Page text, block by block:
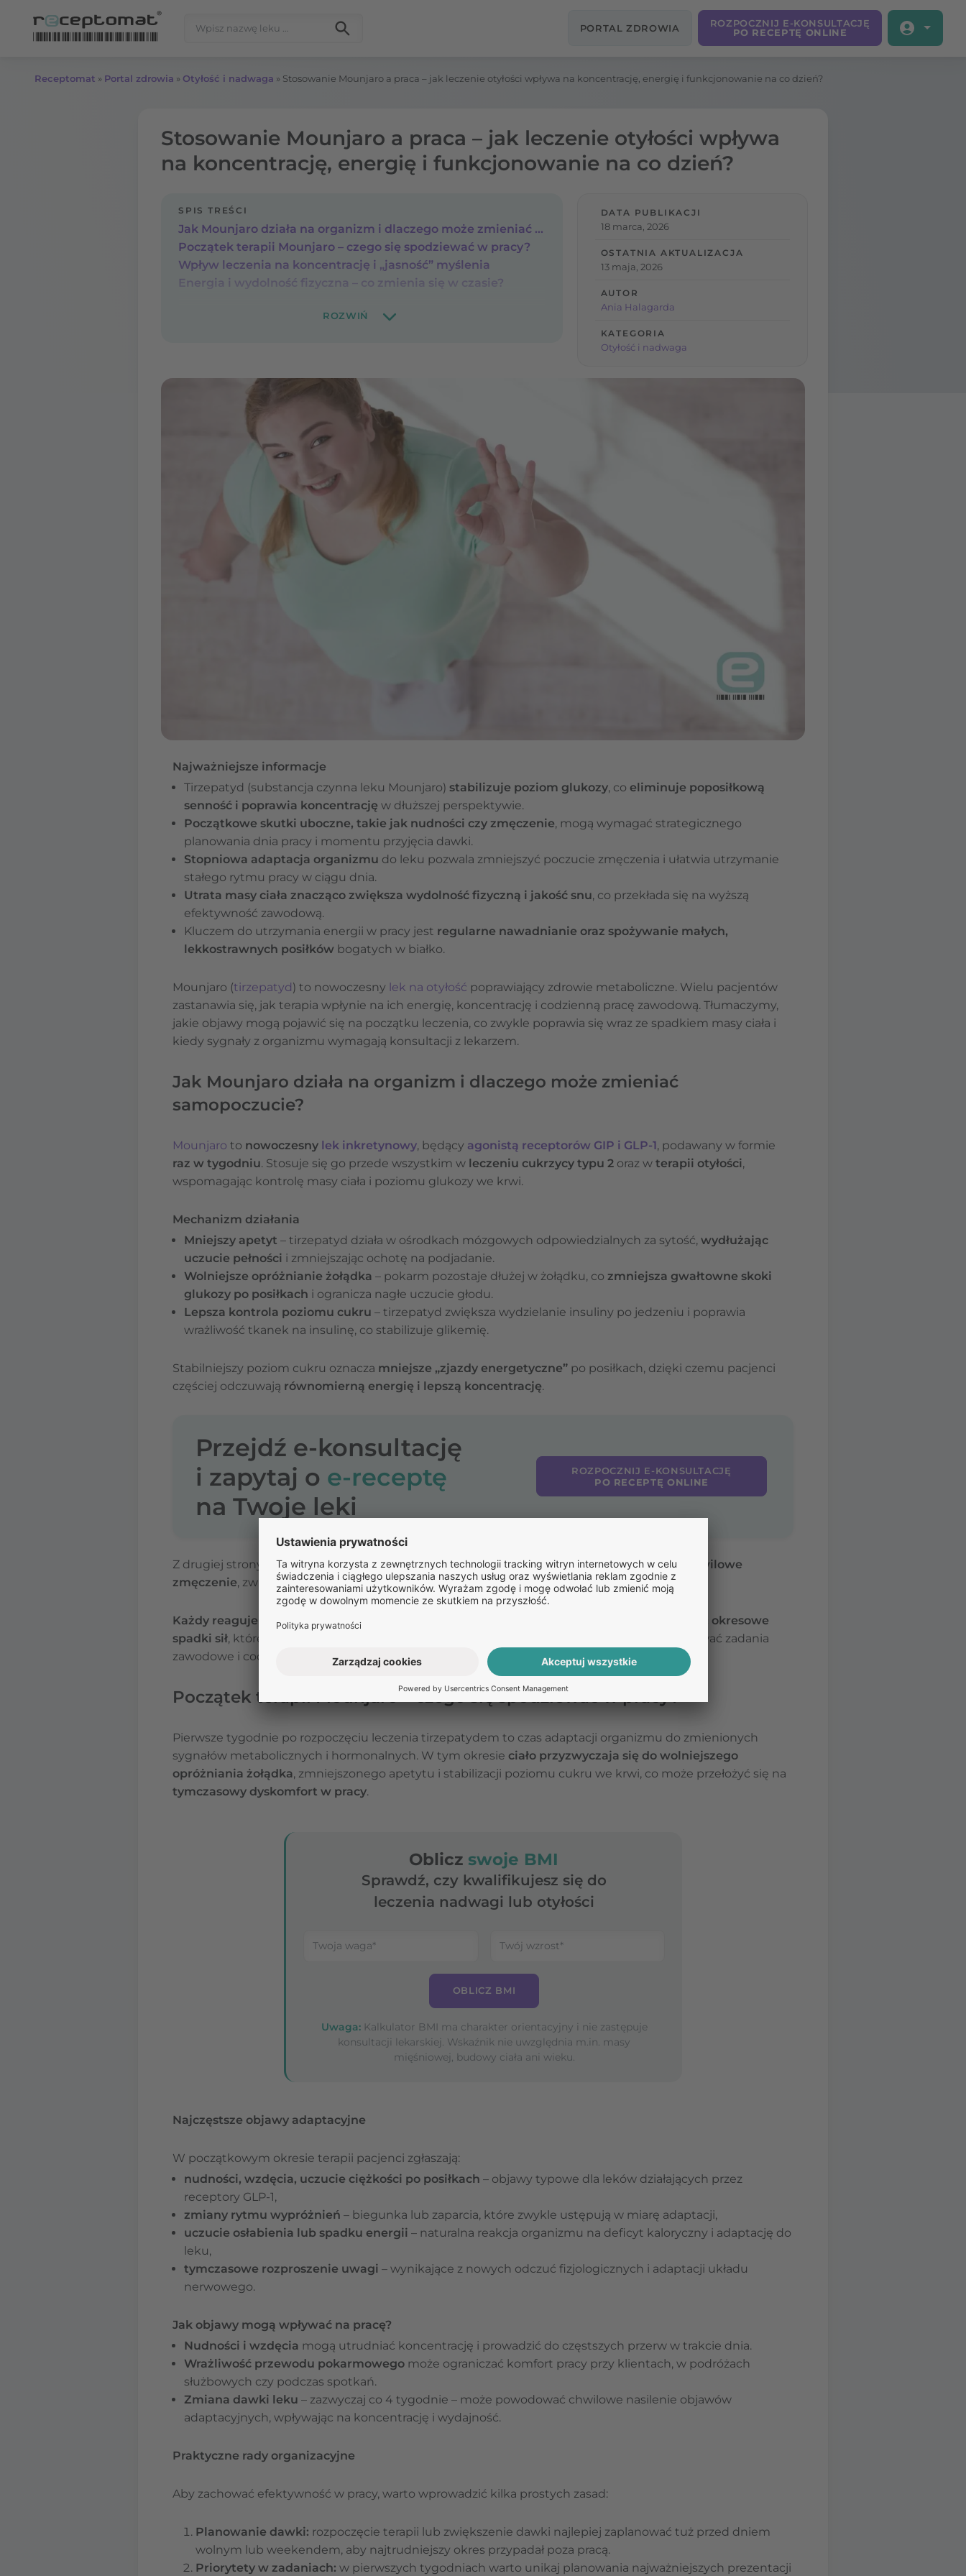
PORTAL ZDROWIA
ROZPOCZNIJ E-KONSULTACJĘ
PO RECEPTĘ ONLINE
Receptomat » Portal zdrowia » Otyłość i nadwaga » Stosowanie Mounjaro a praca – jak leczenie otyłości wpływa na koncentrację, energię i funkcjonowanie na co dzień?
Stosowanie Mounjaro a praca – jak leczenie otyłości wpływa
na koncentrację, energię i funkcjonowanie na co dzień?
SPIS TREŚCI
Jak Mounjaro działa na organizm i dlaczego może zmieniać samopoczucie?
Początek terapii Mounjaro – czego się spodziewać w pracy?
Wpływ leczenia na koncentrację i „jasność” myślenia
Energia i wydolność fizyczna – co zmienia się w czasie?
DATA PUBLIKACJI
18 marca, 2026
OSTATNIA AKTUALIZACJA
13 maja, 2026
AUTOR
Ania Halagarda
KATEGORIA
Otyłość i nadwaga
Najważniejsze informacje
Tirzepatyd (substancja czynna leku Mounjaro) stabilizuje poziom glukozy, co eliminuje poposiłkową
senność i poprawia koncentrację w dłuższej perspektywie.
Początkowe skutki uboczne, takie jak nudności czy zmęczenie, mogą wymagać strategicznego
planowania dnia pracy i momentu przyjęcia dawki.
Stopniowa adaptacja organizmu do leku pozwala zmniejszyć poczucie zmęczenia i ułatwia utrzymanie
stałego rytmu pracy w ciągu dnia.
Utrata masy ciała znacząco zwiększa wydolność fizyczną i jakość snu, co przekłada się na wyższą
efektywność zawodową.
Kluczem do utrzymania energii w pracy jest regularne nawadnianie oraz spożywanie małych,
lekkostrawnych posiłków bogatych w białko.
Mounjaro (tirzepatyd) to nowoczesny lek na otyłość poprawiający zdrowie metaboliczne. Wielu pacjentów
zastanawia się, jak terapia wpłynie na ich energię, koncentrację i codzienną pracę zawodową. Tłumaczymy,
jakie objawy mogą pojawić się na początku leczenia, co zwykle poprawia się wraz ze spadkiem masy ciała i
kiedy sygnały z organizmu wymagają konsultacji z lekarzem.
Jak Mounjaro działa na organizm i dlaczego może zmieniać
samopoczucie?
Mounjaro to nowoczesny lek inkretynowy, będący agonistą receptorów GIP i GLP‑1, podawany w formie
raz w tygodniu. Stosuje się go przede wszystkim w leczeniu cukrzycy typu 2 oraz w terapii otyłości,
wspomagając kontrolę masy ciała i poziomu glukozy we krwi.
Mechanizm działania
Mniejszy apetyt – tirzepatyd działa w ośrodkach mózgowych odpowiedzialnych za sytość, wydłużając
uczucie pełności i zmniejszając ochotę na podjadanie.
Wolniejsze opróżnianie żołądka – pokarm pozostaje dłużej w żołądku, co zmniejsza gwałtowne skoki
glukozy po posiłkach i ogranicza nagłe uczucie głodu.
Lepsza kontrola poziomu cukru – tirzepatyd zwiększa wydzielanie insuliny po jedzeniu i poprawia
wrażliwość tkanek na insulinę, co stabilizuje glikemię.
Stabilniejszy poziom cukru oznacza mniejsze „zjazdy energetyczne” po posiłkach, dzięki czemu pacjenci
częściej odczuwają równomierną energię i lepszą koncentrację.
Przejdź e-konsultację
i zapytaj o e-receptę
na Twoje leki
ROZPOCZNIJ E-KONSULTACJĘ
PO RECEPTĘ ONLINE
Z drugiej strony, w początkowym okresie leczenia mogą wystąpićnudności, wzdęcia czy chwilowe
zmęczenie, związane z adaptacją organizmu do nowego mechanizmu działania leku.
Każdy reaguje inaczej– niektórzy pacjenci odczuwają
okresowe
spadki sił, które zwykle mijają w miarę adaptacji. W związku z tym warto odpowiednio planować zadania
zawodowe i codzienną aktywność w początkowych tygodniach terapii.
Początek terapii Mounjaro – czego się spodziewać w pracy?
Pierwsze tygodnie po rozpoczęciu leczenia tirzepatydem to czas adaptacji organizmu do zmienionych
sygnałów metabolicznych i hormonalnych. W tym okresie ciało przyzwyczaja się do wolniejszego
opróżniania żołądka, zmniejszonego apetytu i stabilizacji poziomu cukru we krwi, co może przełożyć się na
tymczasowy dyskomfort w pracy.
Obliczswoje BMI
Sprawdź, czy kwalifikujesz się do
leczenia nadwagi lub otyłości
OBLICZ BMI
Uwaga:Kalkulator BMI ma charakter orientacyjny i nie zastępuje
konsultacji lekarskiej. Wskaźnik nie uwzględnia m.in. masy
mięśniowej, budowy ciała ani wieku.
Najczęstsze objawy adaptacyjne
W początkowym okresie terapii pacjenci zgłaszają:
nudności, wzdęcia, uczucie ciężkości po posiłkach – objawy typowe dla leków działających przez
receptory GLP‑1,
zmiany rytmu wypróżnień – biegunka lub zaparcia, które zwykle ustępują w miarę adaptacji,
uczucie osłabienia lub spadku energii – naturalna reakcja organizmu na deficyt kaloryczny i adaptację do
leku,
tymczasowe rozproszenie uwagi – wynikające z nowych odczuć fizjologicznych i adaptacji układu
nerwowego.
Jak objawy mogą wpływać na pracę?
Nudności i wzdęcia mogą utrudniać koncentrację i prowadzić do częstszych przerw w trakcie dnia.
Wrażliwość przewodu pokarmowego może ograniczać komfort pracy przy klientach, w podróżach
służbowych czy podczas spotkań.
Zmiana dawki leku – zazwyczaj co 4 tygodnie – może powodować chwilowe nasilenie objawów
adaptacyjnych, wpływając na koncentrację i wydajność.
Praktyczne rady organizacyjne
Aby zachować efektywność w pracy, warto wprowadzić kilka prostych zasad:
Planowanie dawki: rozpoczęcie terapii lub zwiększenie dawki najlepiej zaplanować tuż przed dniem
wolnym lub weekendem, aby najtrudniejszy okres przypadał poza pracą.
Priorytety w zadaniach: w pierwszych tygodniach warto unikaj planowania najważniejszych prezentacji